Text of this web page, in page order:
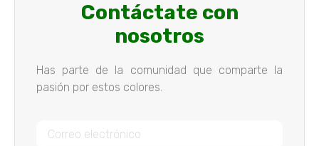
Contáctate con
nosotros
Has parte de la comunidad que comparte la
pasión por estos colores.